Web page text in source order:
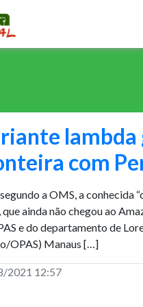
lambda
com
a OMS, a conhecida
ainda não chegou ao
e do departamento de
OPAS) Manaus […]
2021 12:57